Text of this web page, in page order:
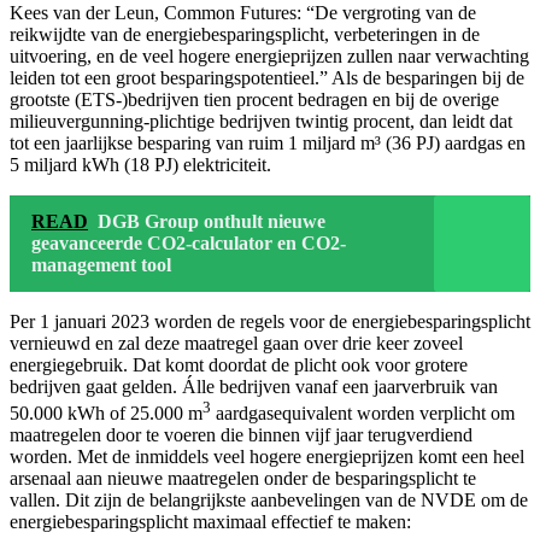
Kees van der Leun, Common Futures: “De vergroting van de
reikwijdte van de energiebesparingsplicht, verbeteringen in de
uitvoering, en de veel hogere energieprijzen zullen naar verwachting
leiden tot een groot besparingspotentieel.” Als de besparingen bij de
grootste (ETS-)bedrijven tien procent bedragen en bij de overige
milieuvergunning-plichtige bedrijven twintig procent, dan leidt dat
tot een jaarlijkse besparing van ruim 1 miljard m³ (36 PJ) aardgas en
5 miljard kWh (18 PJ) elektriciteit.
READ DGB Group onthult nieuwe
geavanceerde CO2-calculator en CO2-
management tool
Per 1 januari 2023 worden de regels voor de energiebesparingsplicht
vernieuwd en zal deze maatregel gaan over drie keer zoveel
energiegebruik. Dat komt doordat de plicht ook voor grotere
bedrijven gaat gelden. Álle bedrijven vanaf een jaarverbruik van
50.000 kWh of 25.000 m3 aardgasequivalent worden verplicht om
maatregelen door te voeren die binnen vijf jaar terugverdiend
worden. Met de inmiddels veel hogere energieprijzen komt een heel
arsenaal aan nieuwe maatregelen onder de besparingsplicht te
vallen. Dit zijn de belangrijkste aanbevelingen van de NVDE om de
energiebesparingsplicht maximaal effectief te maken: